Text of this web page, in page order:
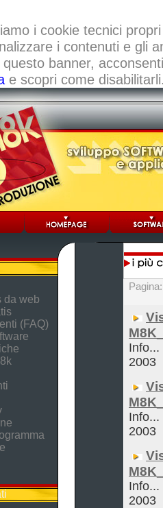
i cookie tecnici
i contenuti e gli
questo banner,
e scopri come
da web
(FAQ)
Info...
2003
Info...
2003
Info...
2003